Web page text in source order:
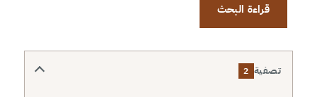
قراءة البحث
تصفية 2